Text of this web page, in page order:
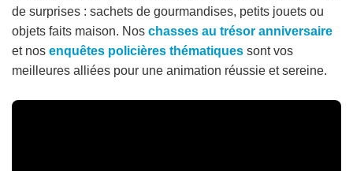
de surprises : sachets de gourmandises, petits jouets ou
objets faits maison. Nos chasses au trésor anniversaire
et nos enquêtes policières thématiques sont vos
meilleures alliées pour une animation réussie et sereine.